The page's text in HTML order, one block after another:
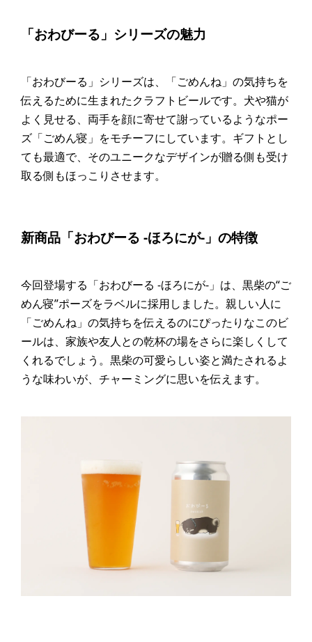
「おわびーる」シリーズの魅力
「おわびーる」シリーズは、「ごめんね」の気持ちを
伝えるために生まれたクラフトビールです。犬や猫が
よく見せる、両手を顔に寄せて謝っているようなポー
ズ「ごめん寝」をモチーフにしています。ギフトとし
ても最適で、そのユニークなデザインが贈る側も受け
取る側もほっこりさせます。
新商品「おわびーる -ほろにが-」の特徴
今回登場する「おわびーる -ほろにが-」は、黒柴の“ご
めん寝”ポーズをラベルに採用しました。親しい人に
「ごめんね」の気持ちを伝えるのにぴったりなこのビ
ールは、家族や友人との乾杯の場をさらに楽しくして
くれるでしょう。黒柴の可愛らしい姿と満たされるよ
うな味わいが、チャーミングに思いを伝えます。